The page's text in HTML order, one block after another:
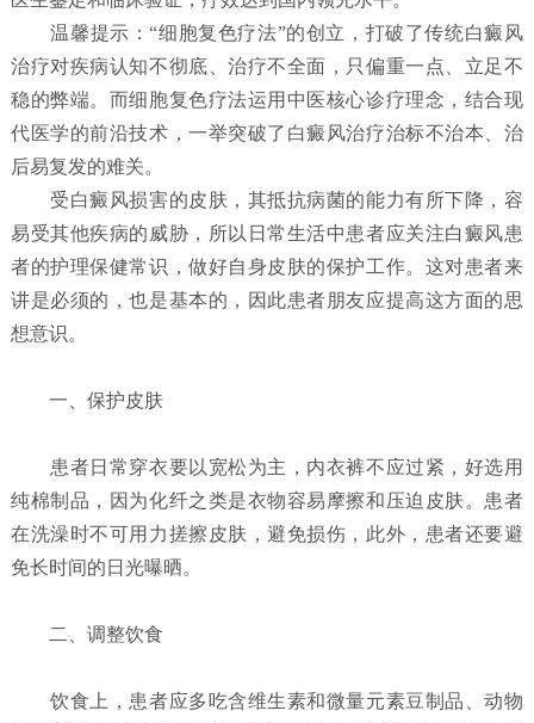
温馨提示：“细胞复色疗法”的创立，打破了传统白癜风
治疗对疾病认知不彻底、治疗不全面，只偏重一点、立足不
稳的弊端。而细胞复色疗法运用中医核心诊疗理念，结合现
代医学的前沿技术，一举突破了白癜风治疗治标不治本、治
后易复发的难关。
受白癜风损害的皮肤，其抵抗病菌的能力有所下降，容
易受其他疾病的威胁，所以日常生活中患者应关注白癜风患
者的护理保健常识，做好自身皮肤的保护工作。这对患者来
讲是必须的，也是基本的，因此患者朋友应提高这方面的思
想意识。
一、保护皮肤
患者日常穿衣要以宽松为主，内衣裤不应过紧，好选用
纯棉制品，因为化纤之类是衣物容易摩擦和压迫皮肤。患者
在洗澡时不可用力搓擦皮肤，避免损伤，此外，患者还要避
免长时间的日光曝晒。
二、调整饮食
饮食上，患者应多吃含维生素和微量元素豆制品、动物